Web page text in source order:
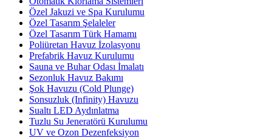
Özel Jakuzi ve Spa Kurulumu
Özel Tasarım Şelaleler
Özel Tasarım Türk Hamamı
Poliüretan Havuz İzolasyonu
Prefabrik Havuz Kurulumu
Sauna ve Buhar Odası İmalatı
Sezonluk Havuz Bakımı
Şok Havuzu (Cold Plunge)
Sonsuzluk (Infinity) Havuzu
Sualtı LED Aydınlatma
Tuzlu Su Jeneratörü Kurulumu
UV ve Ozon Dezenfeksiyon